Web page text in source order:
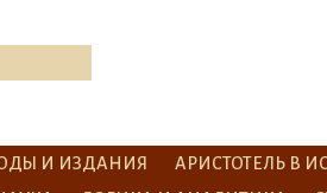
И ИЗДАНИЯ
АРИСТОТЕЛЬ В